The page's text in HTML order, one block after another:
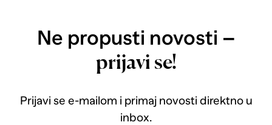
Ne propusti novosti –
prijavi se!
Prijavi se e-mailom i primaj novosti direktno u
inbox.